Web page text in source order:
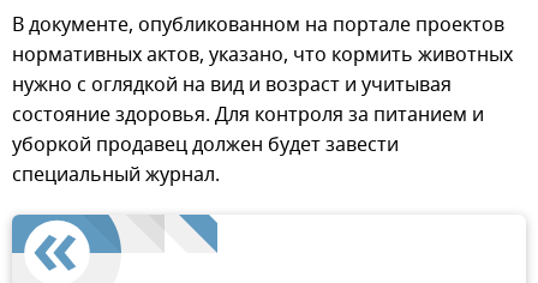
В документе, опубликованном на портале проектов
нормативных актов, указано, что кормить животных
нужно с оглядкой на вид и возраст и учитывая
состояние здоровья. Для контроля за питанием и
уборкой продавец должен будет завести
специальный журнал.